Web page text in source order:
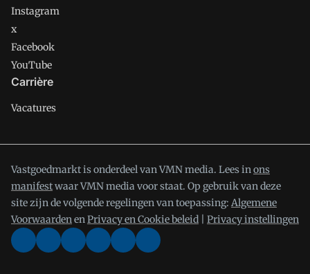
Instagram
x
Facebook
YouTube
Carrière
Vacatures
Vastgoedmarkt is onderdeel van VMN media. Lees inons
manifestwaar VMN media voor staat. Op gebruik van deze
site zijn de volgende regelingen van toepassing: Algemene
VoorwaardenenPrivacy en Cookie beleid Privacy instellingen